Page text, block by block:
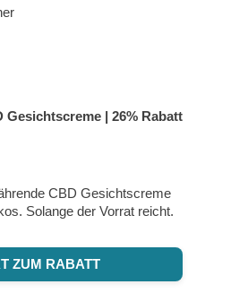
Gesichtscreme | 26% Rabatt
CBD Gesichtscreme
Solange der Vorrat reicht.
ZUM RABATT